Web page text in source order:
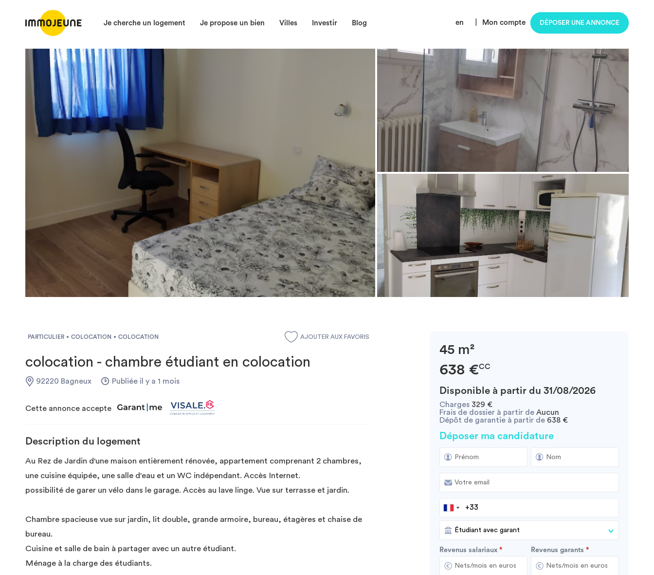
Je cherche un logement Je propose un bien Villes Investir Blog en Mon compte DÉPOSER UNE ANNONCE
PARTICULIER COLOCATION COLOCATION AJOUTER AUX FAVORIS
colocation - chambre étudiant en colocation
92220 Bagneux Publiée il y a 1 mois
Cette annonce accepte
Description du logement
Au Rez de Jardin d'une maison entièrement rénovée, appartement comprenant 2 chambres,
une cuisine équipée, une salle d'eau et un WC indépendant. Accès Internet.
possibilité de garer un vélo dans le garage. Accès au lave linge. Vue sur terrasse et jardin.
Chambre spacieuse vue sur jardin, lit double, grande armoire, bureau, étagères et chaise de
bureau.
Cuisine et salle de bain à partager avec un autre étudiant.
Ménage à la charge des étudiants.
45 m²
638 €CC
Disponible à partir du 31/08/2026
Charges 329 €
Frais de dossier à partir de Aucun
Dépôt de garantie à partir de 638 €
Déposer ma candidature
Revenus salariaux Revenus garants